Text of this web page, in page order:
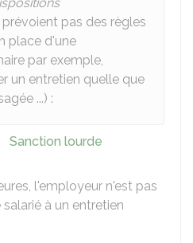
pas des règles
place d'une
par exemple,
un entretien quelle que
...) :
Sanction lourde
l'employeur n'est pas
à un entretien